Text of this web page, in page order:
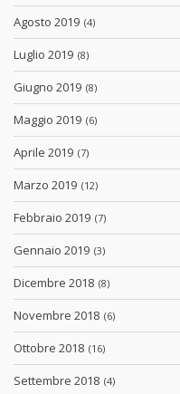
Agosto 2019 (4)
Luglio 2019 (8)
Giugno 2019 (8)
Maggio 2019 (6)
Aprile 2019 (7)
Marzo 2019 (12)
Febbraio 2019 (7)
Gennaio 2019 (3)
Dicembre 2018 (8)
Novembre 2018 (6)
Ottobre 2018 (16)
Settembre 2018 (4)